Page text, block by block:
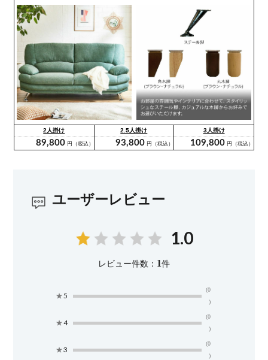
ユーザーレビュー
1.0
レビュー件数： 1件
★5
(0
)
★4
(0
)
★3
(0
)